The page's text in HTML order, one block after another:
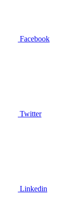
Facebook
Twitter
Linkedin